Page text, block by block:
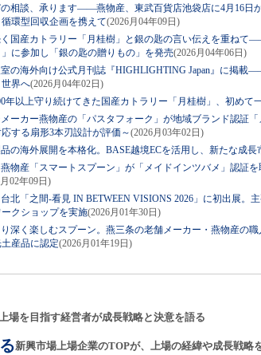
相談、承ります――燕物産、東武百貨店池袋店に4月16日
環型回収企画を携えて(2026月04年09日)
国産カトラリー「月桂樹」と銀の匙の言い伝えを重ねて
に参加し「銀の匙の贈りもの」を発売(2026月04年06日)
の海外向け公式月刊誌『HIGHLIGHTING Japan』に掲載
界へ(2026月04年02日)
年以上守り続けてきた国産カトラリー「月桂樹」、初めて
ーカー燕物産の「パスタフォーク」が地域ブランド認証
する扇形3本刃設計が評価～(2026月03年02日)
の海外展開を本格化。BASE越境ECを活用し、新たな成長
物産「スマートスプーン」が「メイドインツバメ」認証
02年09日)
北「之間-看見 IN BETWEEN VISIONS 2026」に初出展。
クショップを実施(2026月01年30日)
深く楽しむスプーン。燕三条の老舗メーカー・燕物産の
産品に認定(2026月01年19日)
場を目指す経営者が成長戦略と決意を語る
新興市場上場企業のTOPが、上場の経緯や成長戦略